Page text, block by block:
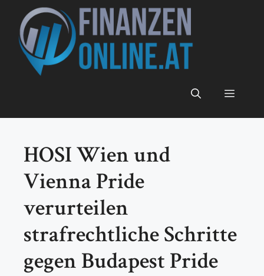
Inhalt
springen
Menü
HOSI Wien und
Vienna Pride
verurteilen
strafrechtliche Schritte
gegen Budapest Pride